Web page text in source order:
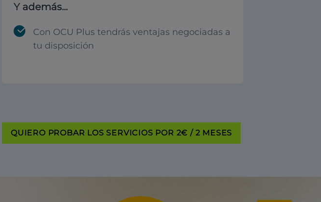
Y además...
Con OCU Plus tendrás ventajas negociadas a
tu disposición
QUIERO PROBAR LOS SERVICIOS POR 2€ / 2 MESES